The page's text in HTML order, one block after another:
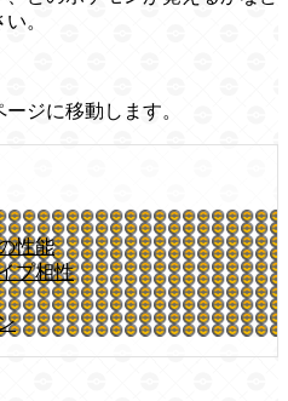
。
ジに移動します。
性能
プ相性